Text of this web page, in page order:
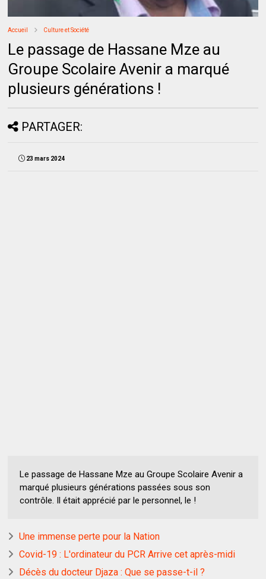
Accueil Culture et Société
Le passage de Hassane Mze au
Groupe Scolaire Avenir a marqué
plusieurs générations !
PARTAGER:
23 mars 2024
Le passage de Hassane Mze au Groupe Scolaire Avenir a
marqué plusieurs générations passées sous son
contrôle. Il était apprécié par le personnel, le !
Une immense perte pour la Nation
Covid-19 : L'ordinateur du PCR Arrive cet après-midi
Décès du docteur Djaza : Que se passe-t-il ?